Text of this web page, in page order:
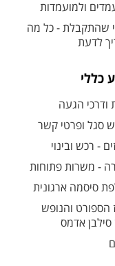
ולמועמדות
שהתקבלת - כל מה
לדעת
כללי
ודרכי הגעה
סגל ופרטי קשר
- רכש ובינוי
- משרות פתוחות
סיסמה ארגונית
הספורט והנופש
אדמס